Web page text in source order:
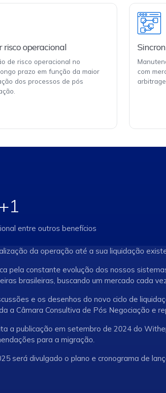
risco operacional
de risco operacional no
prazo em função da maior
dos processos de pós
com
entre outros benefícios
da operação até a sua liquidação
pela constante evolução dos nossos
brasileiras, buscando um mercado cada
e os desenhos do novo ciclo de
a Câmara Consultiva de Pós Negociação e
a publicação em setembro de 2024 do
para a migração.
será divulgado o plano e cronograma de